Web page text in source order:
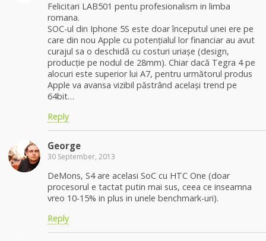
Felicitari LAB501 pentu profesionalism in limba
romana.
SOC-ul din Iphone 5S este doar începutul unei ere pe
care din nou Apple cu potențialul lor financiar au avut
curajul sa o deschidă cu costuri uriașe (design,
producție pe nodul de 28mm). Chiar dacă Tegra 4 pe
alocuri este superior lui A7, pentru următorul produs
Apple va avansa vizibil păstrând același trend pe
64bit…
Reply
George
30 September, 2013
DeMons, S4 are acelasi SoC cu HTC One (doar
procesorul e tactat putin mai sus, ceea ce inseamna
vreo 10-15% in plus in unele benchmark-uri).
Reply